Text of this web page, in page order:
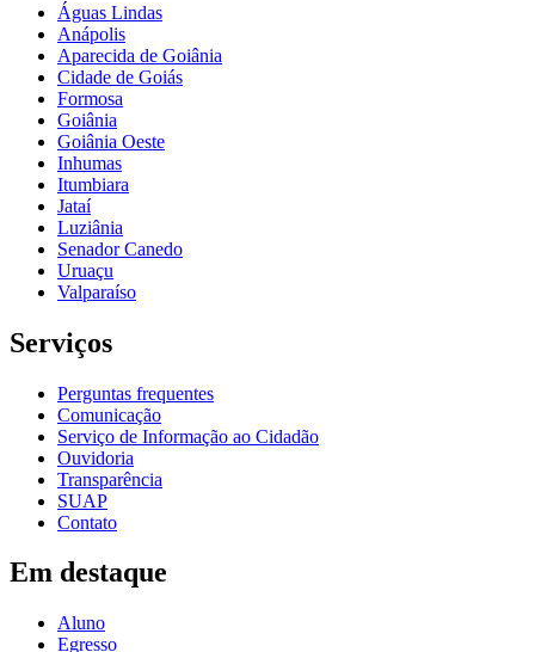
Águas Lindas
Anápolis
Aparecida de Goiânia
Cidade de Goiás
Formosa
Goiânia
Goiânia Oeste
Inhumas
Itumbiara
Jataí
Luziânia
Senador Canedo
Uruaçu
Valparaíso
Serviços
Perguntas frequentes
Comunicação
Serviço de Informação ao Cidadão
Ouvidoria
Transparência
SUAP
Contato
Em destaque
Aluno
Egresso